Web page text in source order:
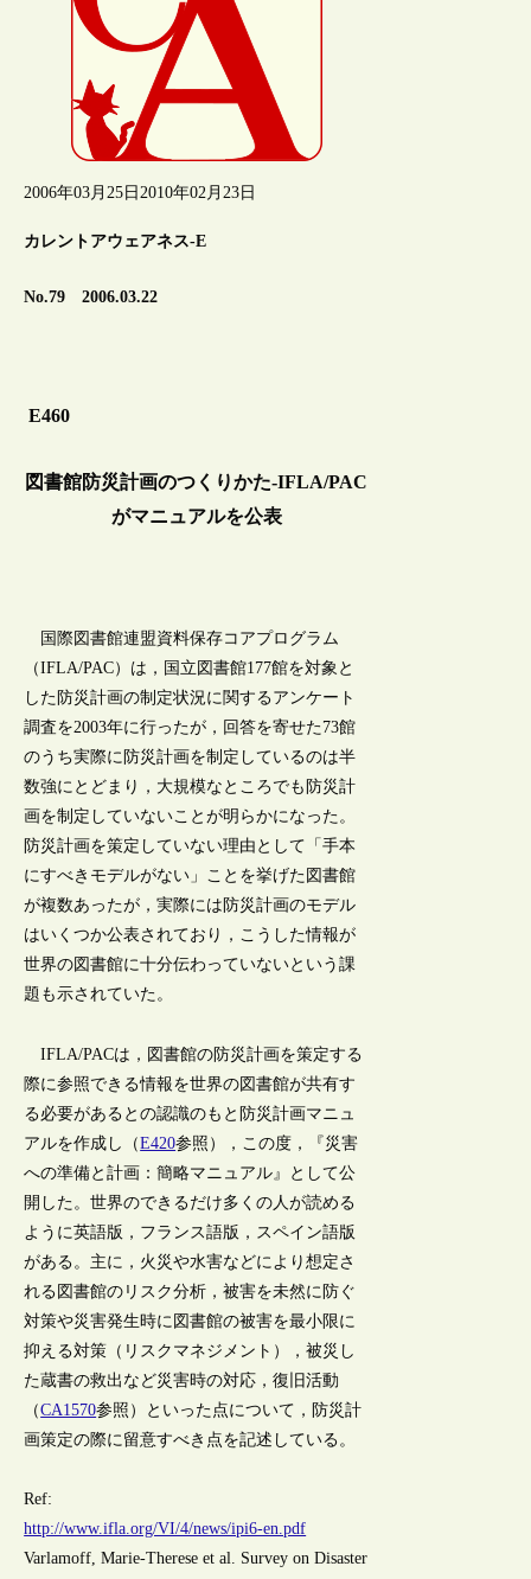
2006年03月25日 2010年02月23日
カレントアウェアネス-E
No.79 2006.03.22
E460
図書館防災計画のつくりかた-IFLA/PAC
がマニュアルを公表
国際図書館連盟資料保存コアプログラム
（IFLA/PAC）は，国立図書館177館を対象と
した防災計画の制定状況に関するアンケート
調査を2003年に行ったが，回答を寄せた73館
のうち実際に防災計画を制定しているのは半
数強にとどまり，大規模なところでも防災計
画を制定していないことが明らかになった。
防災計画を策定していない理由として「手本
にすべきモデルがない」ことを挙げた図書館
が複数あったが，実際には防災計画のモデル
はいくつか公表されており，こうした情報が
世界の図書館に十分伝わっていないという課
題も示されていた。
IFLA/PACは，図書館の防災計画を策定する
際に参照できる情報を世界の図書館が共有す
る必要があるとの認識のもと防災計画マニュ
アルを作成し（E420参照），この度，『災害
への準備と計画：簡略マニュアル』として公
開した。世界のできるだけ多くの人が読める
ように英語版，フランス語版，スペイン語版
がある。主に，火災や水害などにより想定さ
れる図書館のリスク分析，被害を未然に防ぐ
対策や災害発生時に図書館の被害を最小限に
抑える対策（リスクマネジメント），被災し
た蔵書の救出など災害時の対応，復旧活動
（CA1570参照）といった点について，防災計
画策定の際に留意すべき点を記述している。
Ref:
http://www.ifla.org/VI/4/news/ipi6-en.pdf
Varlamoff, Marie-Therese et al. Survey on Disaster